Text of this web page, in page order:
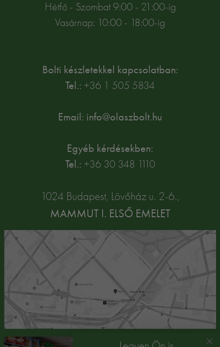
Hétfő - Szombat 9:00 - 21:00-ig
Vasárnap: 10:00 - 18:00-ig
Bolti készletekkel kapcsolatban:
Tel.: +36 1 505 5834
Email: info@olaszbolt.hu
Egyéb kérdésekben:
Tel.: +36 30 348 1110
1024 Budapest, Lövőház u. 2-6.,
MAMMUT I. ELSŐ EMELET
×